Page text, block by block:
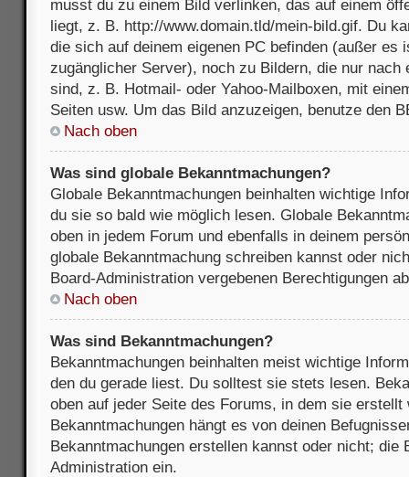
musst du zu einem Bild verlinken, das auf einem
liegt, z. B. http://www.domain.tld/mein-bild.gif. Du
die sich auf deinem eigenen PC befinden (außer es
zugänglicher Server), noch zu Bildern, die nur nach
sind, z. B. Hotmail- oder Yahoo-Mailboxen, mit
Seiten usw. Um das Bild anzuzeigen, benutze den
Nach oben
Was sind globale Bekanntmachungen?
Globale Bekanntmachungen beinhalten wichtige
du sie so bald wie möglich lesen. Globale
oben in jedem Forum und ebenfalls in deinem
globale Bekanntmachung schreiben kannst oder
Board-Administration vergebenen Berechtigungen
Nach oben
Was sind Bekanntmachungen?
Bekanntmachungen beinhalten meist wichtige
den du gerade liest. Du solltest sie stets lesen.
oben auf jeder Seite des Forums, in dem sie erstellt
Bekanntmachungen hängt es von deinen
Bekanntmachungen erstellen kannst oder nicht; die
Administration ein.